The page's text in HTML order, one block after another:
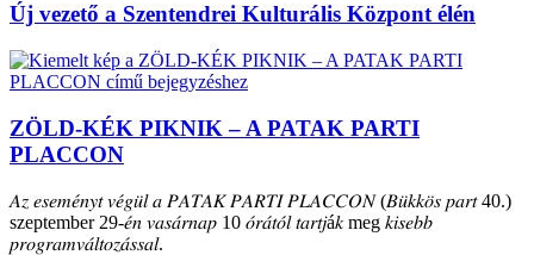
Új vezető a Szentendrei Kulturális Központ élén
ZÖLD-KÉK PIKNIK – A PATAK PARTI
PLACCON
𝐴𝑧 𝑒𝑠𝑒𝑚𝑒́𝑛𝑦𝑡 𝑣𝑒́𝑔𝑢̈𝑙 𝑎 𝑃𝐴𝑇𝐴𝐾 𝑃𝐴𝑅𝑇𝐼 𝑃𝐿𝐴𝐶𝐶𝑂𝑁 (𝐵𝑢̈𝑘𝑘𝑜̈𝑠 𝑝𝑎𝑟𝑡 40.)
szeptember 29-𝑒́𝑛 𝑣𝑎𝑠𝑎́𝑟𝑛𝑎𝑝 10 𝑜́𝑟𝑎́𝑡𝑜́𝑙 𝑡𝑎𝑟𝑡𝑗á𝑘 meg 𝑘𝑖𝑠𝑒𝑏𝑏
𝑝𝑟𝑜𝑔𝑟𝑎𝑚𝑣𝑎́𝑙𝑡𝑜𝑧𝑎́𝑠𝑠𝑎𝑙.